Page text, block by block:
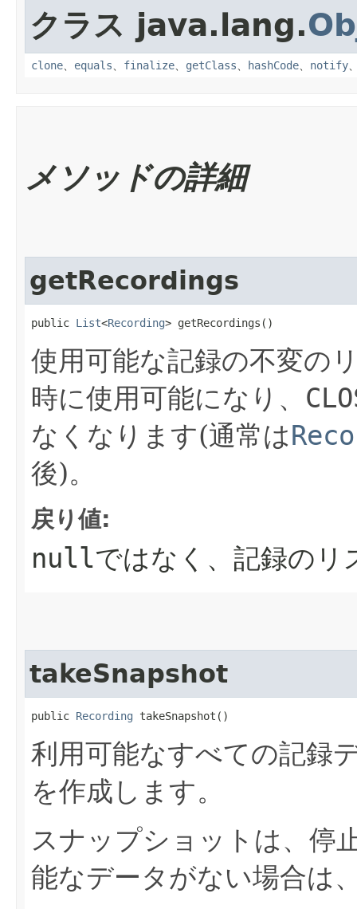
クラス java.lang.
clone、 equals、 finalize、 getClass、 hashCode、 notify
メソッドの詳細
getRecordings
public List<Recording> getRecordings()
使用可能な記録の不変の
時に使用可能になり、
なくなります(通常は
後)。
戻り値:
nullではなく、記録のリ
takeSnapshot
public Recording takeSnapshot()
利用可能なすべての記録
を作成します。
スナップショットは、停
能なデータがない場合は